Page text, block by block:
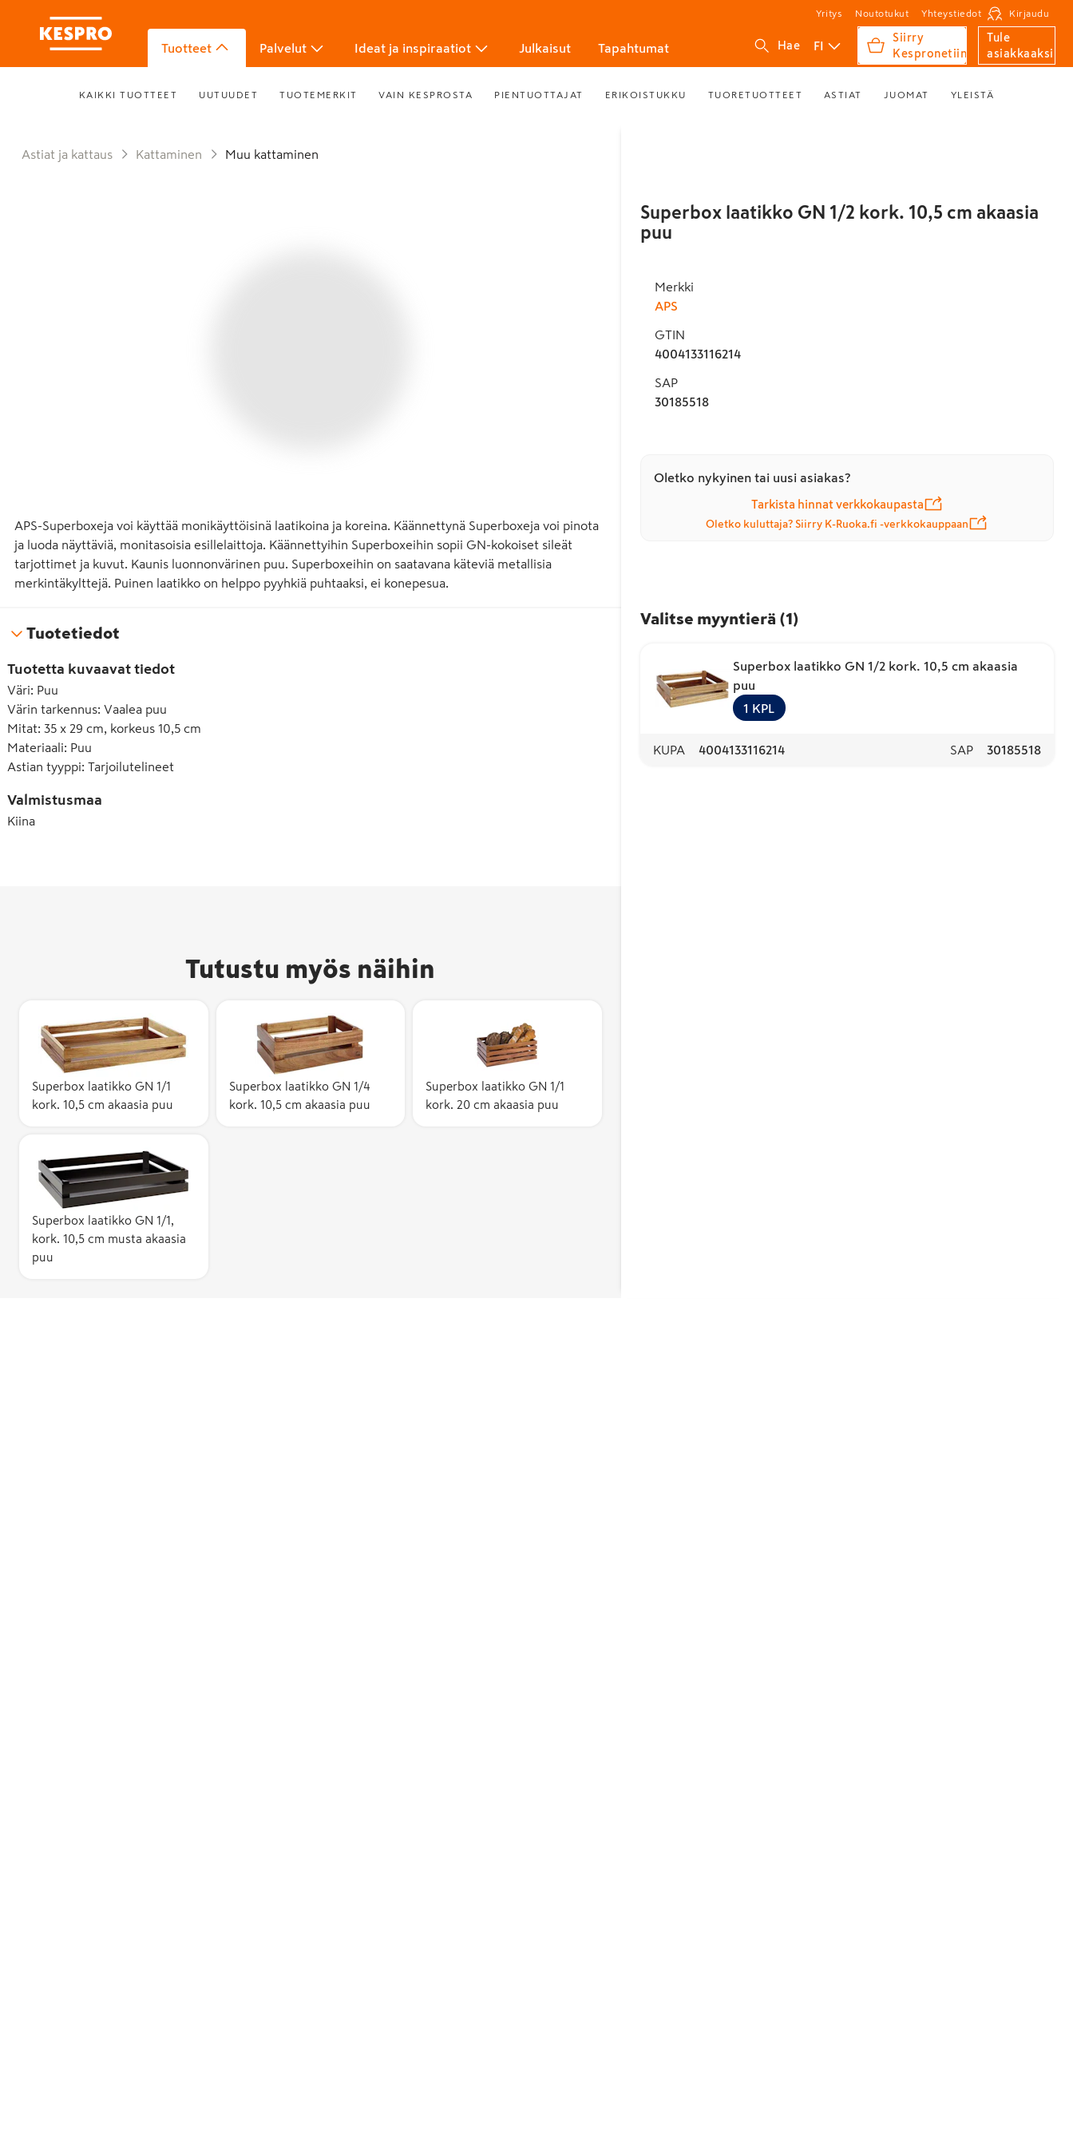
Yritys Noutotukut Yhteystiedot Kirjaudu
Tuotteet Palvelut Ideat ja inspiraatiot Julkaisut Tapahtumat Hae FI
Siirry
Kespronetiin
Tule
asiakkaaksi
KAIKKI TUOTTEET UUTUUDET TUOTEMERKIT VAIN KESPROSTA PIENTUOTTAJAT ERIKOISTUKKU TUORETUOTTEET ASTIAT JUOMAT YLEISTÄ
Astiat ja kattaus Kattaminen Muu kattaminen
APS-Superboxeja voi käyttää monikäyttöisinä laatikoina ja koreina. Käännettynä Superboxeja voi pinota
ja luoda näyttäviä, monitasoisia esillelaittoja. Käännettyihin Superboxeihin sopii GN-kokoiset sileät
tarjottimet ja kuvut. Kaunis luonnonvärinen puu. Superboxeihin on saatavana käteviä metallisia
merkintäkylttejä. Puinen laatikko on helppo pyyhkiä puhtaaksi, ei konepesua.
Tuotetiedot
Tuotetta kuvaavat tiedot
Väri: Puu
Värin tarkennus: Vaalea puu
Mitat: 35 x 29 cm, korkeus 10,5 cm
Materiaali: Puu
Astian tyyppi: Tarjoilutelineet
Valmistusmaa
Kiina
Tutustu myös näihin
Superbox laatikko GN 1/1
kork. 10,5 cm akaasia puu
Superbox laatikko GN 1/4
kork. 10,5 cm akaasia puu
Superbox laatikko GN 1/1
kork. 20 cm akaasia puu
Superbox laatikko GN 1/1,
kork. 10,5 cm musta akaasia
puu
Superbox laatikko GN 1/2 kork. 10,5 cm akaasia
puu
Merkki
APS
GTIN
4004133116214
SAP
30185518
Oletko nykyinen tai uusi asiakas?
Tarkista hinnat verkkokaupasta
Oletko kuluttaja? Siirry K-Ruoka.fi -verkkokauppaan
Valitse myyntierä (1 )
Superbox laatikko GN 1/2 kork. 10,5 cm akaasia
puu
1 KPL
KUPA 4004133116214 SAP 30185518